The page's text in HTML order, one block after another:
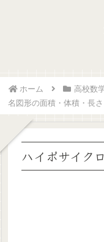
ホーム 高校数
名図形の面積・体積・長さ
ハイポサイク